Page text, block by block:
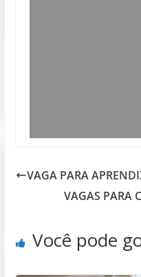
VAGA PARA
VAGAS PARA
Você pode